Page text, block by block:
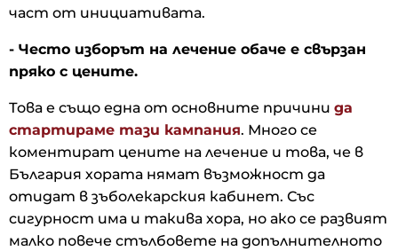
част от инициативата.
- Често изборът на лечение обаче е свързан
пряко с цените.
Това е също една от основните причини да
стартираме тази кампания. Много се
коментират цените на лечение и това, че в
България хората нямат възможност да
отидат в зъболекарския кабинет. Със
сигурност има и такива хора, но ако се развият
малко повече стълбовете на допълнителното